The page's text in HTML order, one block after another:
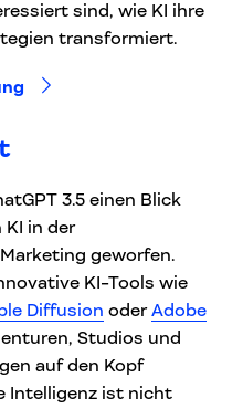
sind, wie KI ihre
transformiert.
3.5 einen Blick
in der
geworfen.
KI-Tools wie
Diffusion oderAdobe
Studios und
auf den Kopf
Intelligenz ist nicht